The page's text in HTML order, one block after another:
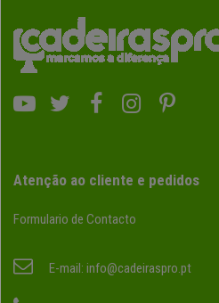
Atenção ao cliente e pedidos
Formulario de Contacto
E-mail: info@cadeiraspro.pt